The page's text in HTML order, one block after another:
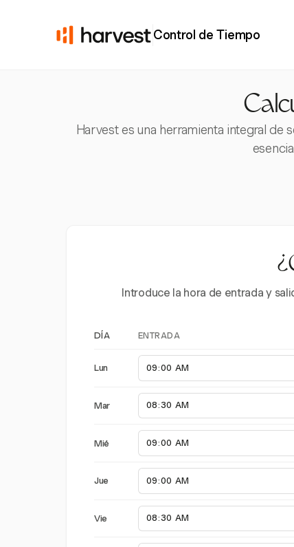
Control de Tiempo
Harvest es una herramienta integral
Introduce la hora de entrada y
DÍA ENTRADA
Lun
Mar
Mié
Jue
Vie